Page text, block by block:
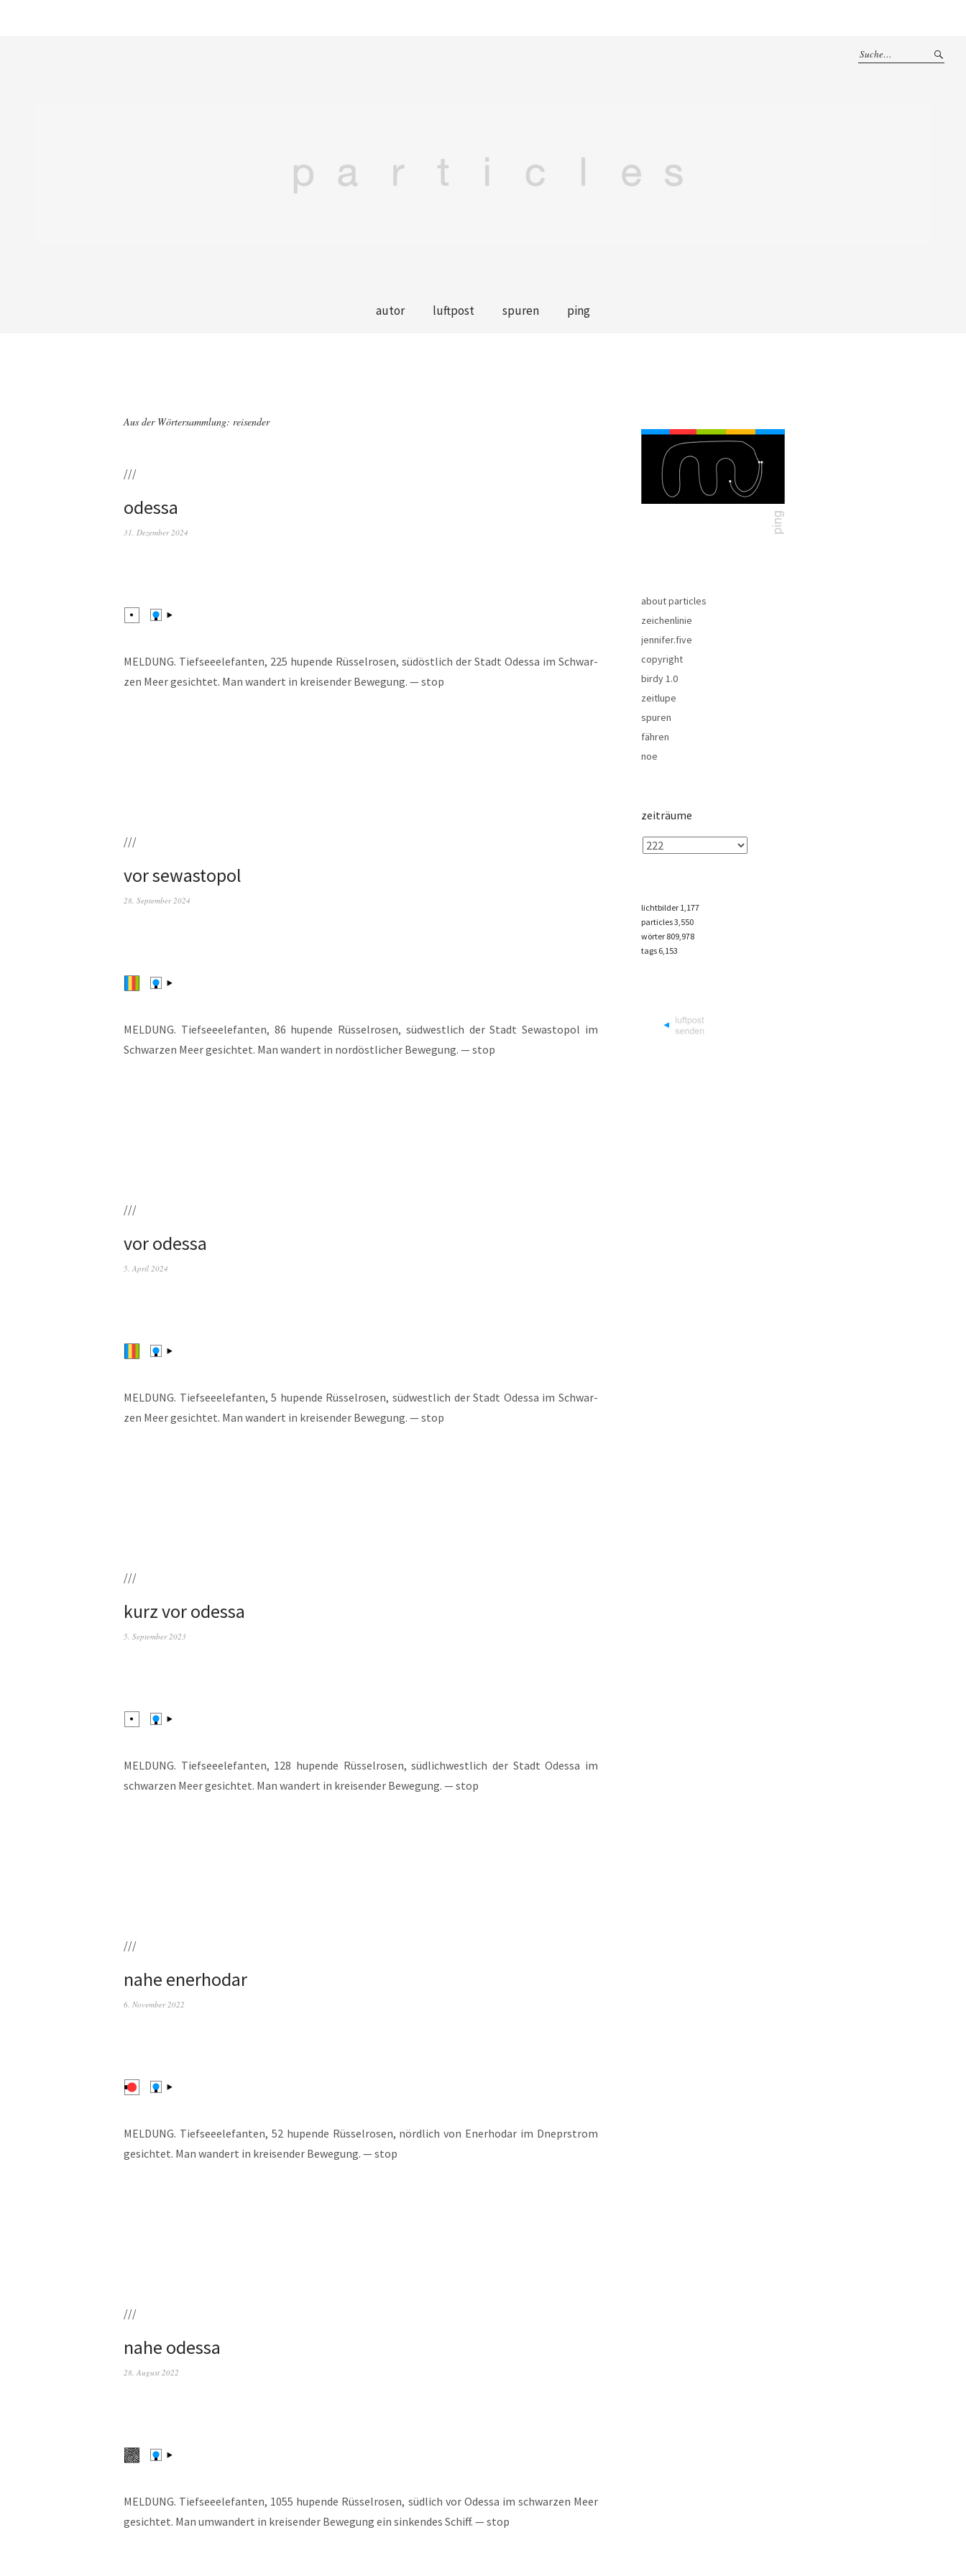
autor luftpost spuren ping
Aus der Wörtersammlung: reisender
///
odessa
31. Dezember 2024
MELDUNG. Tief­see­ele­fan­ten, 225 hupen­de Rüs­sel­ro­sen, süd­öst­lich der Stadt Odes­sa im Schwar­
zen Meer gesich­tet. Man wan­dert in krei­sen­der Bewe­gung. — stop
///
vor sewastopol
28. September 2024
MELDUNG. Tief­see­ele­fan­ten, 86 hupen­de Rüs­sel­ro­sen, süd­west­lich der Stadt Sewas­to­pol im
Schwar­zen Meer gesich­tet. Man wan­dert in nord­öst­li­cher Bewe­gung. — stop
///
vor odessa
5. April 2024
MELDUNG. Tief­see­ele­fan­ten, 5 hupen­de Rüs­sel­ro­sen, süd­west­lich der Stadt Odes­sa im Schwar­
zen Meer gesich­tet. Man wan­dert in krei­sen­der Bewe­gung. — stop
///
kurz vor odessa
5. September 2023
MELDUNG. Tief­see­ele­fan­ten, 128 hupen­de Rüs­sel­ro­sen, süd­lich­west­lich der Stadt Odes­sa im
schwar­zen Meer gesich­tet. Man wan­dert in krei­sen­der Bewe­gung. — stop
///
nahe enerhodar
6. November 2022
MELDUNG. Tief­see­ele­fan­ten, 52 hupen­de Rüs­sel­ro­sen, nörd­lich von Ener­ho­dar im Dne­prstrom
gesich­tet. Man wan­dert in krei­sen­der Bewe­gung. — stop
///
nahe odessa
28. August 2022
MELDUNG. Tief­see­ele­fan­ten, 1055 hupen­de Rüs­sel­ro­sen, süd­lich vor Odes­sa im schwar­zen Meer
gesich­tet. Man umwan­dert in krei­sen­der Bewe­gung ein sin­ken­des Schiff. — stop
about particles
zeichenlinie
jennifer.five
copyright
birdy 1.0
zeitlupe
spuren
fähren
noe
zeiträume
lichtbilder 1,177
particles3,550
wörter 809,978
tags 6,153